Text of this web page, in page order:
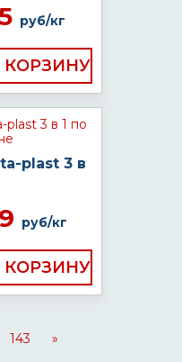
руб/кг
plast 3 в
руб/кг
143 »